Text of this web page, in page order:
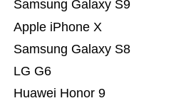
Huawei Honor 9
LG G6
Samsung Galaxy S8
Apple iPhone X
Samsung Galaxy S9